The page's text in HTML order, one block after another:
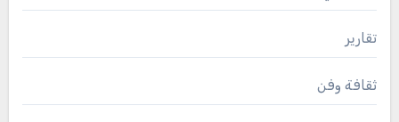
تقارير
ثقافة وفن